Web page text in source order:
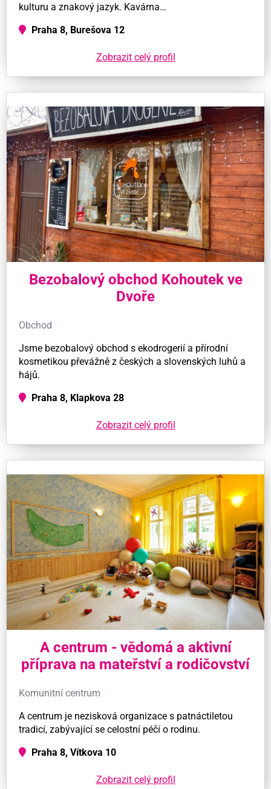
kulturu a znakový jazyk. Kavárna…
Praha 8, Burešova 12
Zobrazit celý profil
Bezobalový obchod Kohoutek ve
Dvoře
Obchod
Jsme bezobalový obchod s ekodrogerií a přírodní
kosmetikou převážně z českých a slovenských luhů a
hájů.
Praha 8, Klapkova 28
Zobrazit celý profil
A centrum - vědomá a aktivní
příprava na mateřství a rodičovství
Komunitní centrum
A centrum je nezisková organizace s patnáctiletou
tradicí, zabývající se celostní péčí o rodinu.
Praha 8, Vítkova 10
Zobrazit celý profil